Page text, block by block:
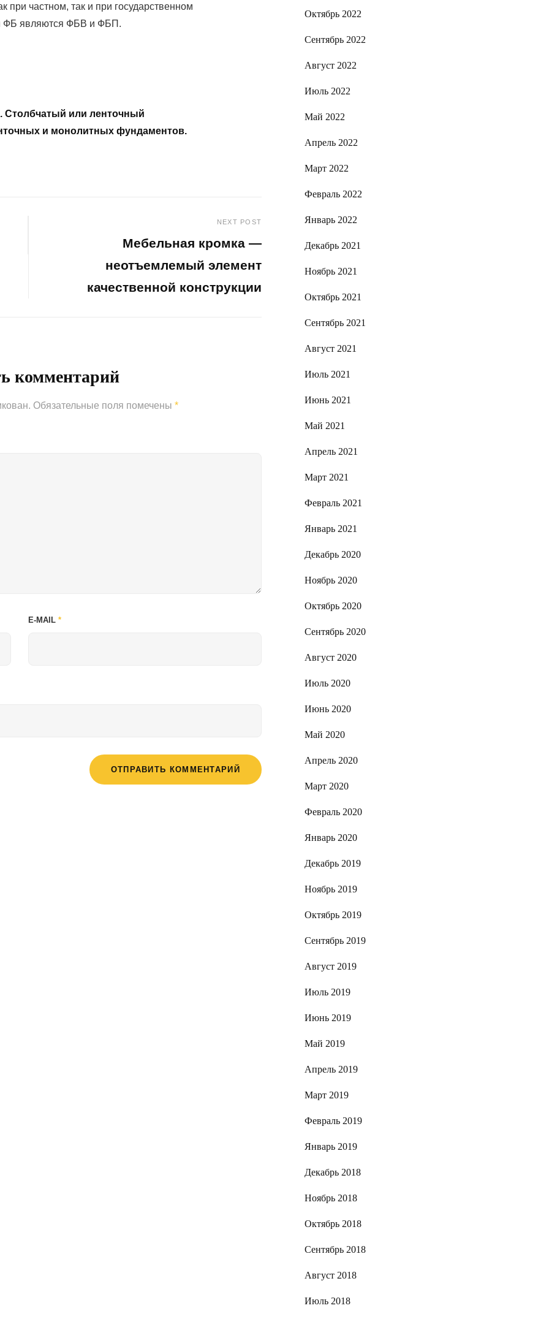
при частном, так и при государственном
ФБ являются ФБВ и ФБП.
Столбчатый или ленточный
и монолитных фундаментов.
NEXT POST
Мебельная кромка —
неотъемлемый элемент
качественной конструкции
комментарий
Обязательные поля помечены *
E-MAIL *
Октябрь 2022
Сентябрь 2022
Август 2022
Июль 2022
Май 2022
Апрель 2022
Март 2022
Февраль 2022
Январь 2022
Декабрь 2021
Ноябрь 2021
Октябрь 2021
Сентябрь 2021
Август 2021
Июль 2021
Июнь 2021
Май 2021
Апрель 2021
Март 2021
Февраль 2021
Январь 2021
Декабрь 2020
Ноябрь 2020
Октябрь 2020
Сентябрь 2020
Август 2020
Июль 2020
Июнь 2020
Май 2020
Апрель 2020
Март 2020
Февраль 2020
Январь 2020
Декабрь 2019
Ноябрь 2019
Октябрь 2019
Сентябрь 2019
Август 2019
Июль 2019
Июнь 2019
Май 2019
Апрель 2019
Март 2019
Февраль 2019
Январь 2019
Декабрь 2018
Ноябрь 2018
Октябрь 2018
Сентябрь 2018
Август 2018
Июль 2018